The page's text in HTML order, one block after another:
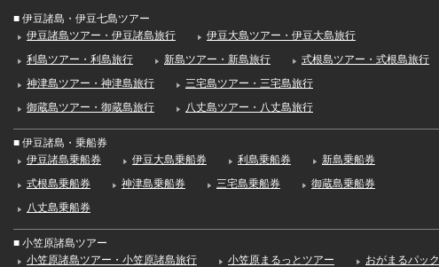
■ 伊豆諸島・伊豆七島ツアー
伊豆諸島ツアー・伊豆諸島旅行
伊豆大島ツアー・伊豆大島旅行
利島ツアー・利島旅行
新島ツアー・新島旅行
式根島ツアー・式根島旅行
神津島ツアー・神津島旅行
三宅島ツアー・三宅島旅行
御蔵島ツアー・御蔵島旅行
八丈島ツアー・八丈島旅行
■ 伊豆諸島・乗船券
伊豆諸島乗船券
伊豆大島乗船券 利島乗船券
新島乗船券
式根島乗船券
神津島乗船券 三宅島乗船券
御蔵島乗船券
八丈島乗船券
■ 小笠原諸島ツアー
小笠原諸島ツアー・小笠原諸島旅行
小笠原まるっとツアー おがまるパック